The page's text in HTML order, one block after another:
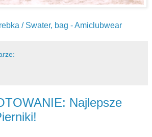
/ Swater, bag - Amiclubwear
Najlepsze